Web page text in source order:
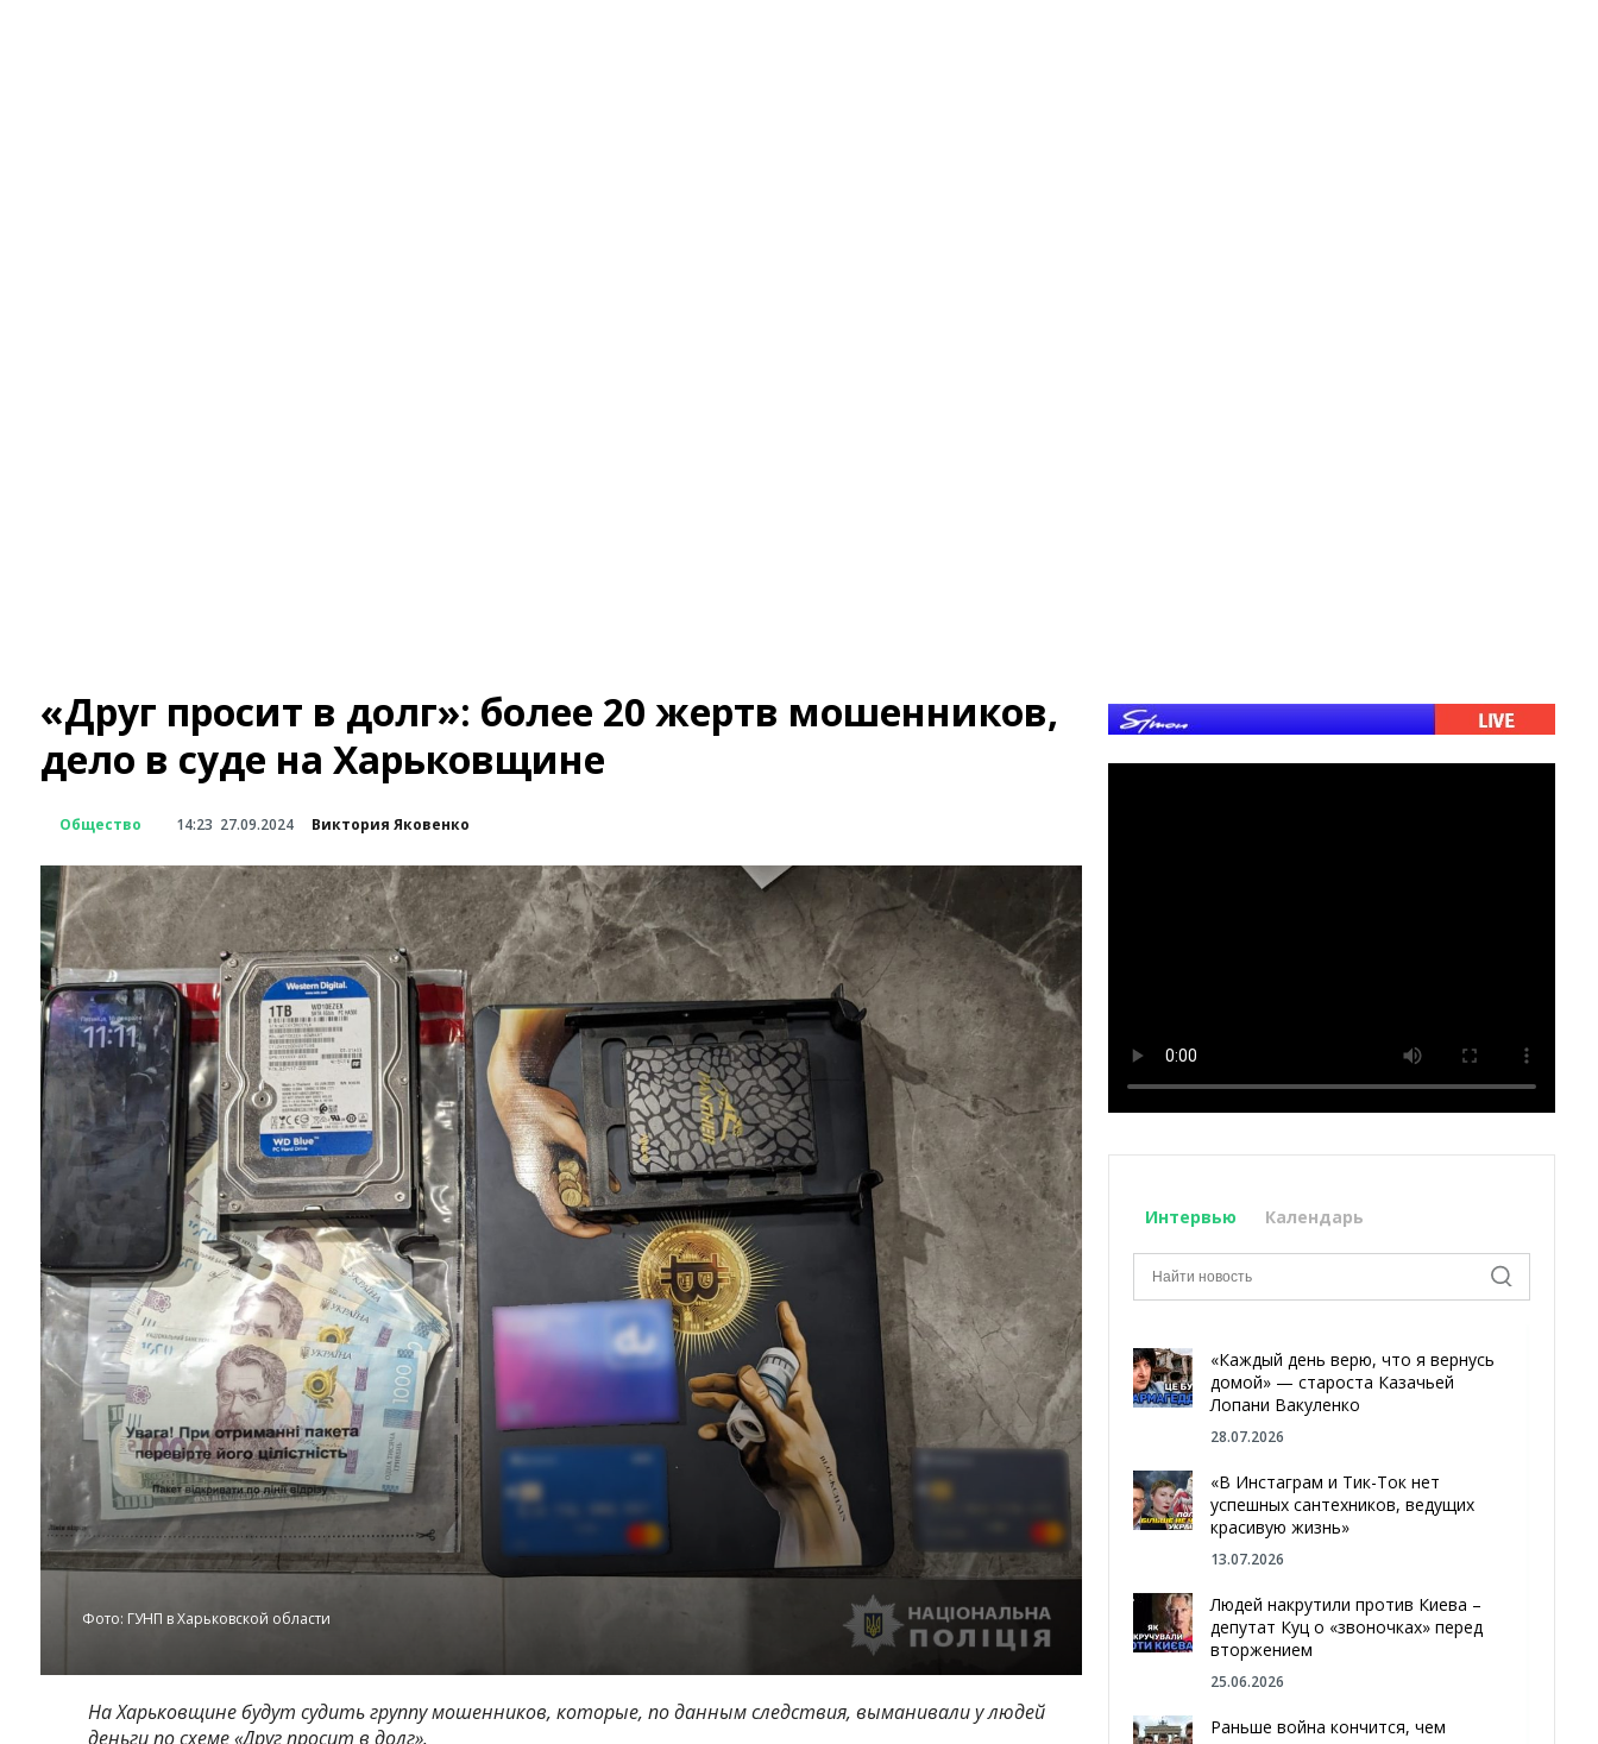
«Друг просит в долг»: более 20 жертв мошенников,
дело в суде на Харьковщине
Общество 14:23 27.09.2024 Виктория Яковенко
Фото: ГУНП в Харьковской области
На Харьковщине будут судить группу мошенников, которые, по данным следствия, выманивали у людей
деньги по схеме «Друг просит в долг».
Интервью Календарь
«Каждый день верю, что я вернусь
домой» — староста Казачьей
Лопани Вакуленко
28.07.2026
«В Инстаграм и Тик-Ток нет
успешных сантехников, ведущих
красивую жизнь»
13.07.2026
Людей накрутили против Киева –
депутат Куц о «звоночках» перед
вторжением
25.06.2026
Раньше война кончится, чем